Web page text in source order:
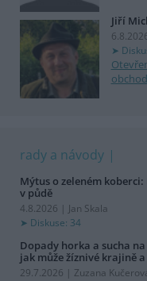
Jiří
rady a návody
Mýtus o zeleném
v půdě
4.8.2026 | Jan Skala
Diskuse: 34
Dopady horka a sucha
jak může žíznivé krajině
29.7.2026 | Zuzana